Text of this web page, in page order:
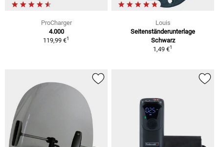
ProCharger
4.000
119,99 €1
Louis
Seitenständerunterlage
Schwarz
1,49 €1